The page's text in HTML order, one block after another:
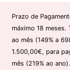
Prazo de
máximo 18 meses.
ao mês (149% a
1.500,00€, para
mês (219% ao